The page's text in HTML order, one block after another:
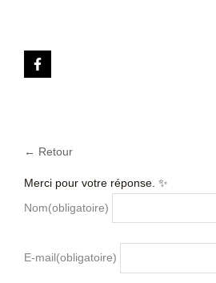
← Retour
Merci pour votre réponse. ✨
Nom(obligatoire)
E-mail (obligatoire)